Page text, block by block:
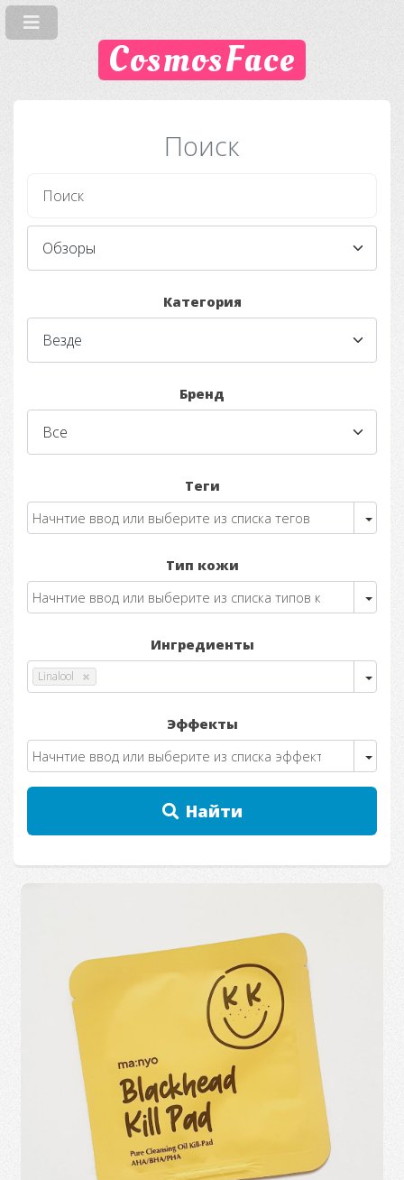
CosmosFace
Поиск
Категория
Бренд
Теги
Тип кожи
Ингредиенты
Linalool
Эффекты
Найти